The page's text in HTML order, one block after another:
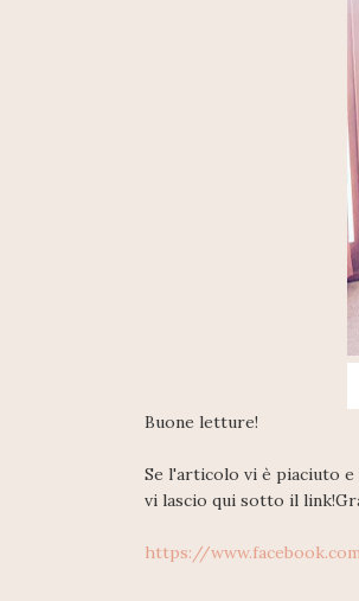
Buone letture!
Se l'articolo vi è piaciuto
vi lascio qui sotto il
https://